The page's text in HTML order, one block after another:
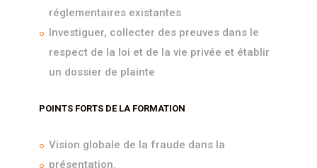
réglementaires existantes
Investiguer, collecter des preuves dans le
respect de la loi et de la vie privée et établir
un dossier de plainte
POINTS FORTS DE LA FORMATION
Vision globale de la fraude dans la
présentation.